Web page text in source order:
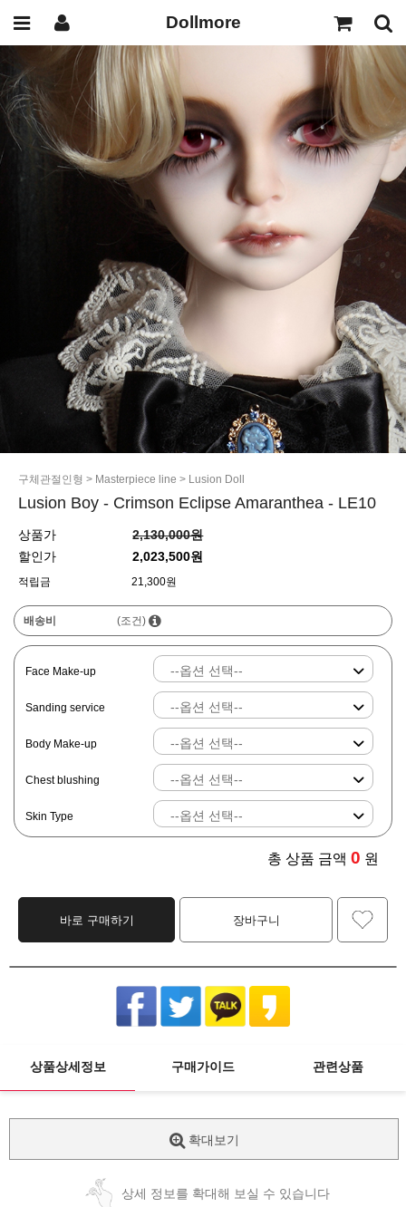
Dollmore
구체관절인형 > Masterpiece line > Lusion Doll
Lusion Boy - Crimson Eclipse Amaranthea - LE10
상품가
2,130,000원
할인가
2,023,500원
적립금 21,300원
배송비 (조건)
Face Make-up
Sanding service
Body Make-up
Chest blushing
Skin Type
총 상품 금액 0 원
바로 구매하기 장바구니
상품상세정보 구매가이드 관련상품
확대보기
상세 정보를 확대해 보실 수 있습니다